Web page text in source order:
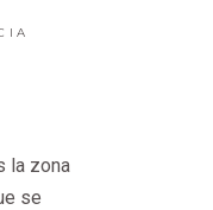
la zona
se